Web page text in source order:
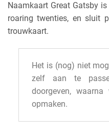
Naamkaart Great Gatsby
roaring twenties, en sluit
trouwkaart.
Het is (nog) niet
zelf aan te
doorgeven,
opmaken.